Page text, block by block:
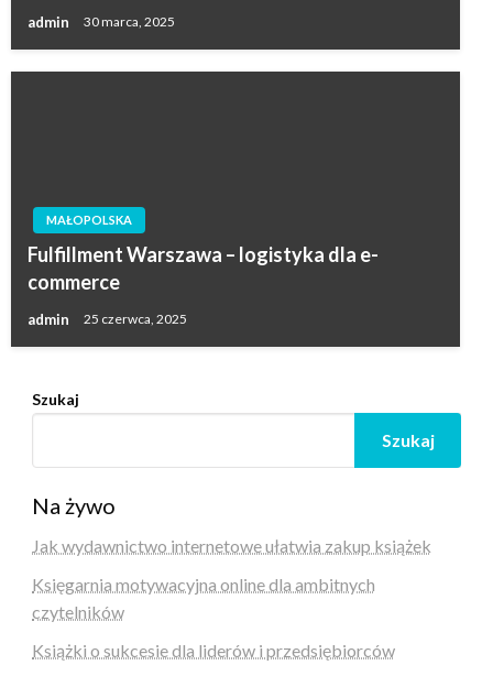
admin 30 marca, 2025
MAŁOPOLSKA
Fulfillment Warszawa – logistyka dla e-
commerce
admin 25 czerwca, 2025
Szukaj
Szukaj
Na żywo
Jak wydawnictwo internetowe ułatwia zakup książek
Księgarnia motywacyjna online dla ambitnych
czytelników
Książki o sukcesie dla liderów i przedsiębiorców